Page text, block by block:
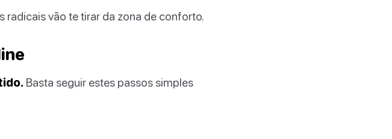
radicais vão te tirar da zona de conforto.
Basta seguir estes passos simples